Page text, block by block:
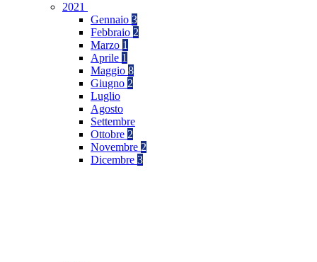
2021
Gennaio 3
Febbraio 2
Marzo 1
Aprile 1
Maggio 8
Giugno 2
Luglio
Agosto
Settembre
Ottobre 2
Novembre 2
Dicembre 3